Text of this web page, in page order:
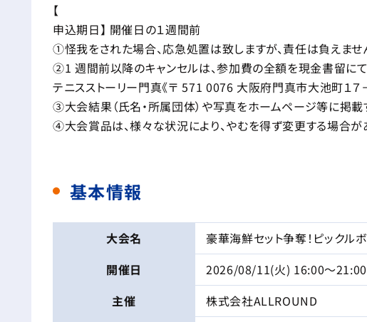
【
申込期日】 開催日の１週間前
①怪我をされた場合、応急処置は致しますが、責任は負えま
②1 週間前以降のキャンセルは、参加費の全額を現金書留に
テニスストーリー門真《〒 571 0076 大阪府門真市大池町１７
③大会結果（氏名・所属団体）や写真をホームページ等に掲載
④大会賞品は、様々な状況により、やむを得ず変更する場合が
基本情報
大会名
豪華海鮮セット争奪！ピックル
開催日
2026/08/11(火) 16:00〜21:00
主催
株式会社ALLROUND